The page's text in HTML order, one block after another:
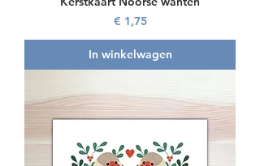
Prijs
€ 1,75
In winkelwagen